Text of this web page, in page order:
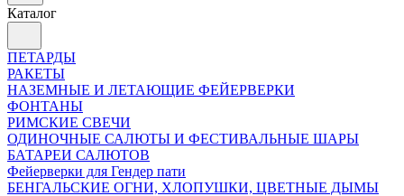
Каталог
ПЕТАРДЫ
РАКЕТЫ
НАЗЕМНЫЕ И ЛЕТАЮЩИЕ ФЕЙЕРВЕРКИ
ФОНТАНЫ
РИМСКИЕ СВЕЧИ
ОДИНОЧНЫЕ САЛЮТЫ И ФЕСТИВАЛЬНЫЕ ШАРЫ
БАТАРЕИ САЛЮТОВ
Фейерверки для Гендер пати
БЕНГАЛЬСКИЕ ОГНИ, ХЛОПУШКИ, ЦВЕТНЫЕ ДЫМЫ